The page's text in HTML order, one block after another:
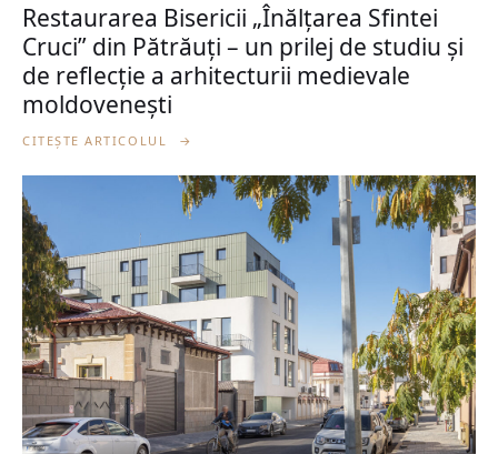
Restaurarea Bisericii „Înălțarea Sfintei
Cruci” din Pătrăuți – un prilej de studiu și
de reflecție a arhitecturii medievale
moldovenești
CITEȘTE ARTICOLUL →